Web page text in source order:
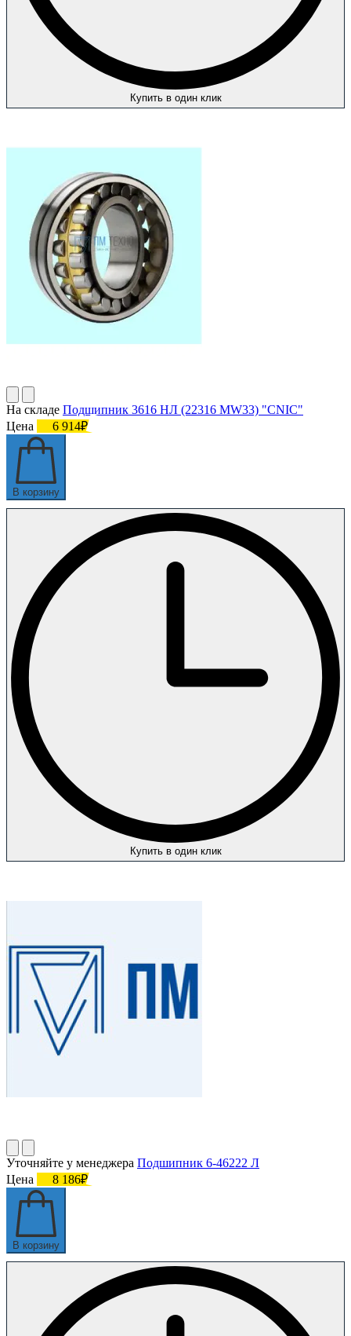
Купить в один клик
На складе Подшипник 3616 НЛ (22316 MW33) "CNIC"
Цена
6 914₽
В корзину
Купить в один клик
Уточняйте у менеджера Подшипник 6-46222 Л
Цена
8 186₽
В корзину